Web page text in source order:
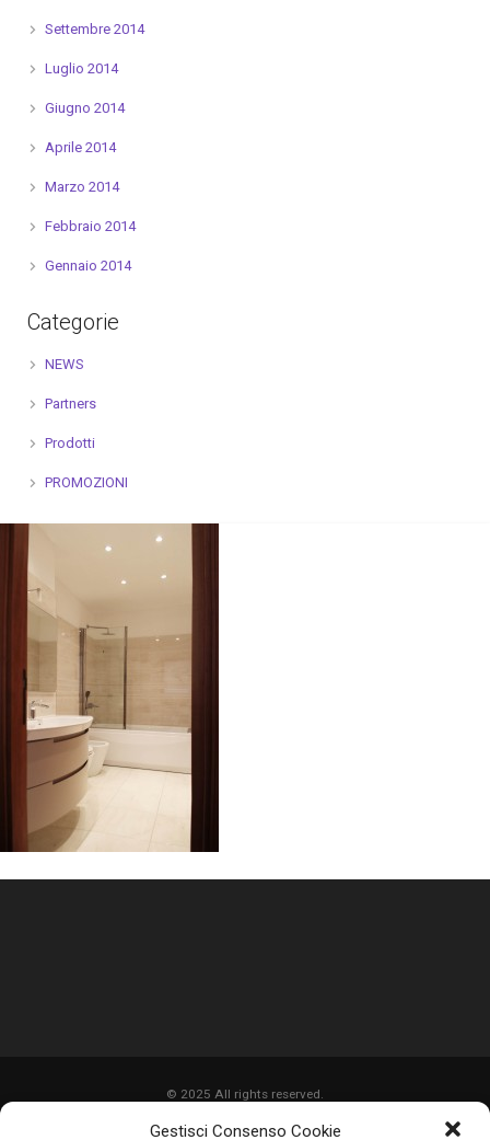
Gestisci Consenso Cookie
Settembre 2014
Luglio 2014
Giugno 2014
Aprile 2014
Marzo 2014
Febbraio 2014
Gennaio 2014
Categorie
NEWS
Partners
Prodotti
PROMOZIONI
© 2025 All rights reserved.